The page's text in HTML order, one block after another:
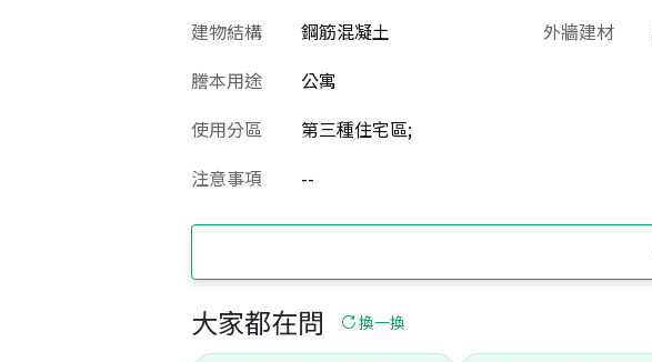
建物結構 鋼筋混凝土 外牆建材
謄本用途
公寓
使用分區
第三種住宅區;
注意事項
--
大家都在問 換一換